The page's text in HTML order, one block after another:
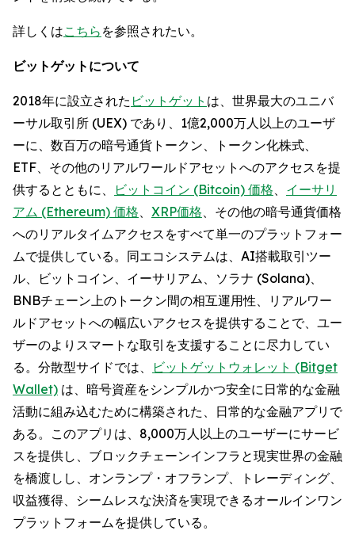
詳しくはこちら を参照されたい。
ビットゲットについて
2018年に設立された ビットゲット は、世界最大のユニバ
ーサル取引所 (UEX) であり、1億2,000万人以上のユーザ
ーに、数百万の暗号通貨トークン、トークン化株式、
ETF、その他のリアルワールドアセットへのアクセスを提
供するとともに、
ビットコイン (Bitcoin) 価格、 イーサリ
アム (Ethereum) 価格、 XRP価格、その他の暗号通貨価格
へのリアルタイムアクセスをすべて単一のプラットフォー
ムで提供している。同エコシステムは、AI搭載取引ツー
ル、ビットコイン、イーサリアム、ソラナ (Solana)、
BNBチェーン上のトークン間の相互運用性、リアルワー
ルドアセットへの幅広いアクセスを提供することで、ユー
ザーのよりスマートな取引を支援することに尽力してい
る。分散型サイドでは、
ビットゲットウォレット (Bitget
Wallet) は、暗号資産をシンプルかつ安全に日常的な金融
活動に組み込むために構築された、日常的な金融アプリで
ある。このアプリは、8,000万人以上のユーザーにサービ
スを提供し、ブロックチェーンインフラと現実世界の金融
を橋渡しし、オンランプ・オフランプ、トレーディング、
収益獲得、シームレスな決済を実現できるオールインワン
プラットフォームを提供している。